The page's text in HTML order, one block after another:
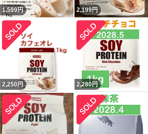
1,599円 2,199円
2,250 円 2,280円